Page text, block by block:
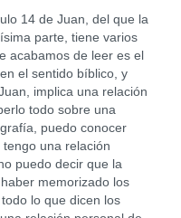
14 de Juan, del que la
parte, tiene varios
acabamos de leer es el
el sentido bíblico, y
implica una relación
todo sobre una
puedo conocer
una relación
puedo decir que la
memorizado los
lo que dicen los